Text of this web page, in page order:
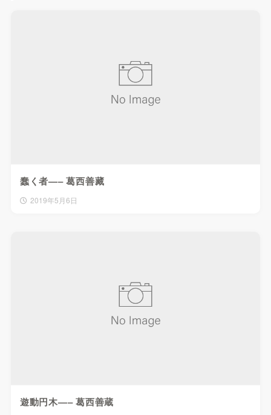
蠢く者—– 葛西善藏
2019年5月6日
遊動円木—– 葛西善蔵